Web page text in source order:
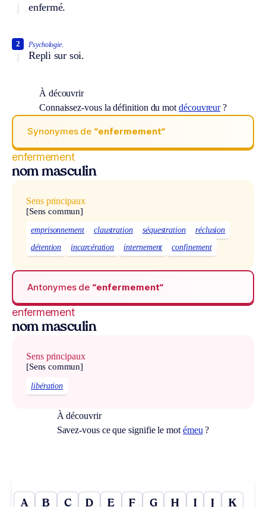
enfermé.
Psychologie.
Repli sur soi.
2
À découvrir
Connaissez-vous la définition du mot découvreur?
Synonymes de “enfermement“
enfermement
nom masculin
Sens principaux
[Sens commun]
emprisonnement claustration séquestration
réclusion
détention
incarcération internement confinement
Antonymes de “enfermement“
enfermement
nom masculin
Sens principaux
[Sens commun]
libération
À découvrir
Savez-vous ce que signifie le mot émeu ?
A B C D E F G H I J K